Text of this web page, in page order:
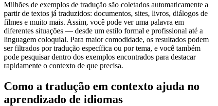
Milhões de exemplos de tradução são coletados automaticamente a
partir de textos já traduzidos: documentos, sites, livros, diálogos de
filmes e muito mais. Assim, você pode ver uma palavra em
diferentes situações — desde um estilo formal e profissional até a
linguagem coloquial. Para maior comodidade, os resultados podem
ser filtrados por tradução específica ou por tema, e você também
pode pesquisar dentro dos exemplos encontrados para destacar
rapidamente o contexto de que precisa.
Como a tradução em contexto ajuda no
aprendizado de idiomas